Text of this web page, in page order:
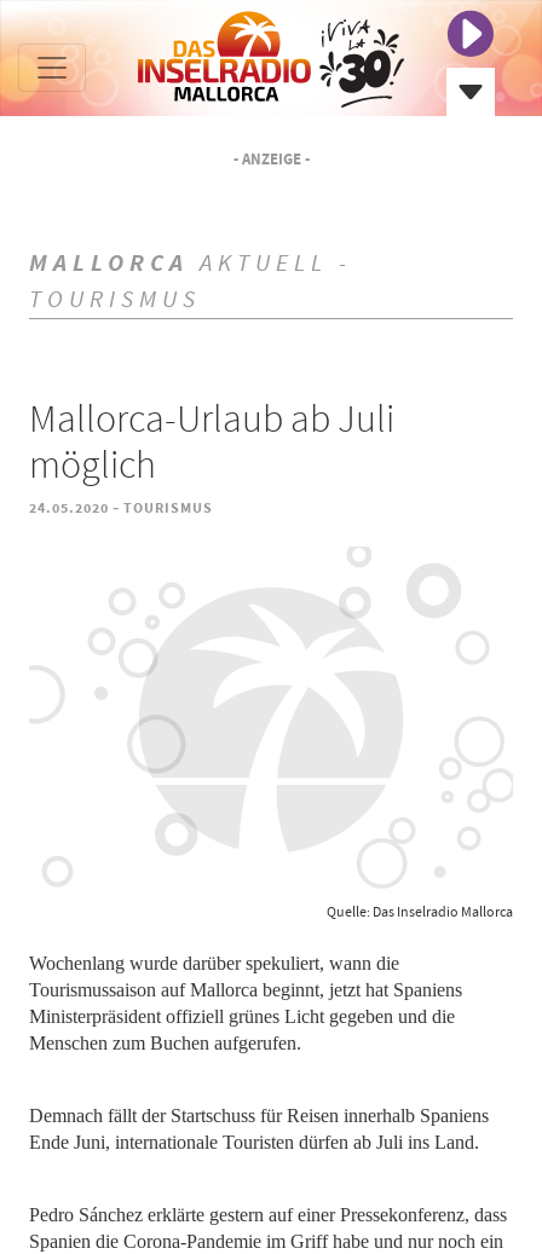
- ANZEIGE -
MALLORCA AKTUELL -
TOURISMUS
Mallorca-Urlaub ab Juli
möglich
24.05.2020 - TOURISMUS
Quelle: Das Inselradio Mallorca
Wochenlang wurde darüber spekuliert, wann die
Tourismussaison auf Mallorca beginnt, jetzt hat Spaniens
Ministerpräsident offiziell grünes Licht gegeben und die
Menschen zum Buchen aufgerufen.
Demnach fällt der Startschuss für Reisen innerhalb Spaniens
Ende Juni, internationale Touristen dürfen ab Juli ins Land.
Pedro Sánchez erklärte gestern auf einer Pressekonferenz, dass
Spanien die Corona-Pandemie im Griff habe und nur noch ein